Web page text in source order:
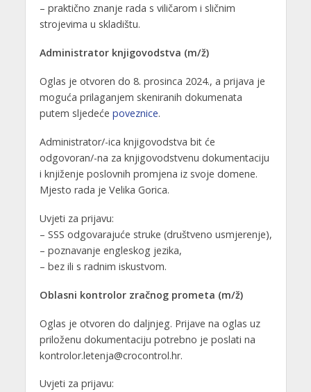
– praktično znanje rada s viličarom i sličnim
strojevima u skladištu.
Administrator knjigovodstva (m/ž)
Oglas je otvoren do 8. prosinca 2024., a prijava je
moguća prilaganjem skeniranih dokumenata
putem sljedeće poveznice.
Administrator/-ica knjigovodstva bit će
odgovoran/-na za knjigovodstvenu dokumentaciju
i knjiženje poslovnih promjena iz svoje domene.
Mjesto rada je Velika Gorica.
Uvjeti za prijavu:
– SSS odgovarajuće struke (društveno usmjerenje),
– poznavanje engleskog jezika,
– bez ili s radnim iskustvom.
Oblasni kontrolor zračnog prometa (m/ž)
Oglas je otvoren do daljnjeg. Prijave na oglas uz
priloženu dokumentaciju potrebno je poslati na
kontrolor.letenja@crocontrol.hr.
Uvjeti za prijavu: